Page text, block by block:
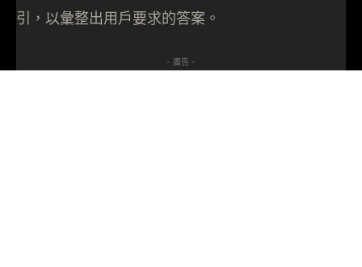
引，以彙整出用戶要求的答案。
- 廣告 -